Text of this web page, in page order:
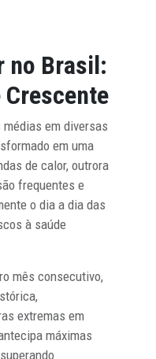
no Brasil:
Crescente
em diversas
em uma
de calor, outrora
frequentes e
o dia a dia das
à saúde
mês consecutivo,
extremas em
máximas